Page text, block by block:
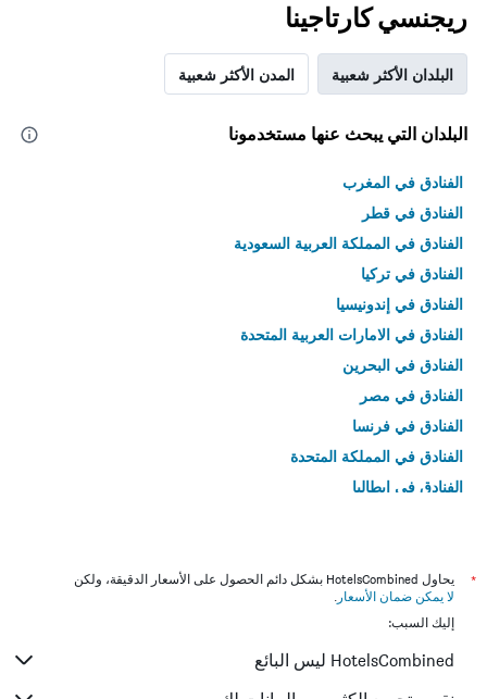
ريجنسي كارتاجينا
البلدان الأكثر شعبية المدن الأكثر شعبية
البلدان التي يبحث عنها مستخدمونا
الفنادق في المغرب
الفنادق في قطر
الفنادق في المملكة العربية السعودية
الفنادق في تركيا
الفنادق في إندونيسيا
الفنادق في الامارات العربية المتحدة
الفنادق في البحرين
الفنادق في مصر
الفنادق في فرنسا
الفنادق في المملكة المتحدة
الفنادق في إيطاليا
*
يحاول HotelsCombined بشكل دائم الحصول على الأسعار الدقيقة، ولكن
لا يمكن ضمان الأسعار .
إليك السبب:
HotelsCombined ليس البائع